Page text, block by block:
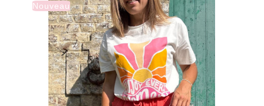
Nouveau